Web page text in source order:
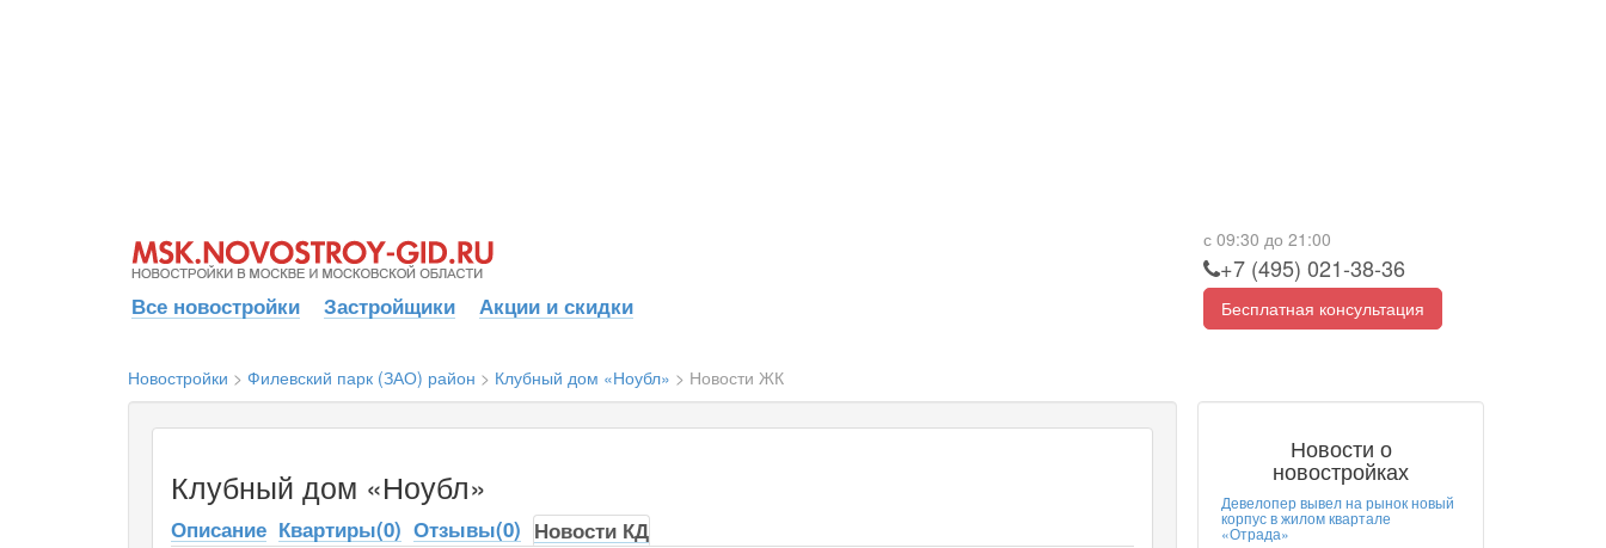
Все новостройки Застройщики Акции и скидки
с 09:30 до 21:00
+7 (495) 021-38-36
Бесплатная консультация
Новостройки > Филевский парк (ЗАО) район > Клубный дом «Ноубл» > Новости ЖК
Клубный дом «Ноубл»
Описание Квартиры(0) Отзывы(0) Новости КД
Новости о
новостройках
Девелопер вывел на рынок новый
корпус в жилом квартале
«Отрада»